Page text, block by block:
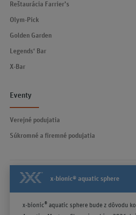
x-bionic® aquatic sphere
x-bionic® aquatic sphere bude z dôvodu
Reštaurácia Farrier’s
Olym-Pick
Golden Garden
Legends‘ Bar
X-Bar
Eventy
Verejné podujatia
Súkromné a firemné podujatia
Kontakty
Všeobecné obchodné podmienky
Poučenie